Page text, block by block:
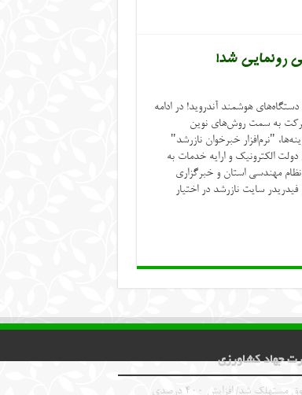
رونمایی شد!
هوشمند آندروید! در ادامه
به سمت روش‌های نوین
"نرم‌افزار خبرخوان نازرشد"
الکترونیک و ارایه خدمات به
مهندسی استان و خبرگزاری
فیدریدر سایت نازرشد در اختیار
جهاد کشاورزی
زیان انباشته صندوق مستهلک شد/ افزایش ۴۰۰ درصدی